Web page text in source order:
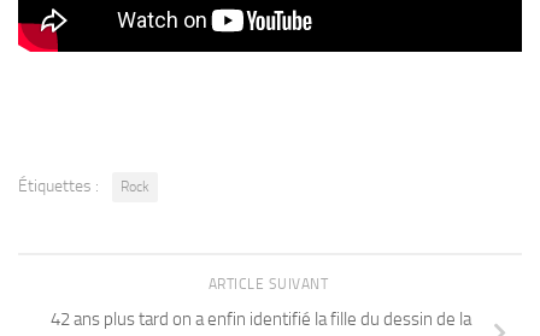
Étiquettes : Rock
ARTICLE SUIVANT
42 ans plus tard on a enfin identifié la fille du dessin de la